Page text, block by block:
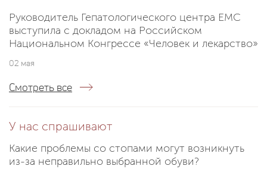
Руководитель Гепатологического центра EMC
выступила с докладом на Российском
Национальном Конгрессе «Человек и лекарство»
02 мая
Смотреть все
У нас спрашивают
Какие проблемы со стопами могут возникнуть
из-за неправильно выбранной обуви?